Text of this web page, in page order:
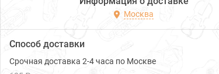
Москва
Способ доставки
Срочная доставка 2-4 часа по Москве